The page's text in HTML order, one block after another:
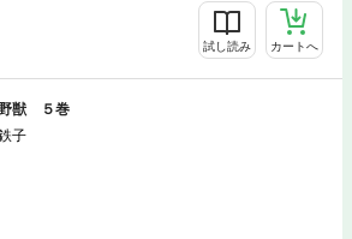
試し読み カートへ
獣 ５巻
子